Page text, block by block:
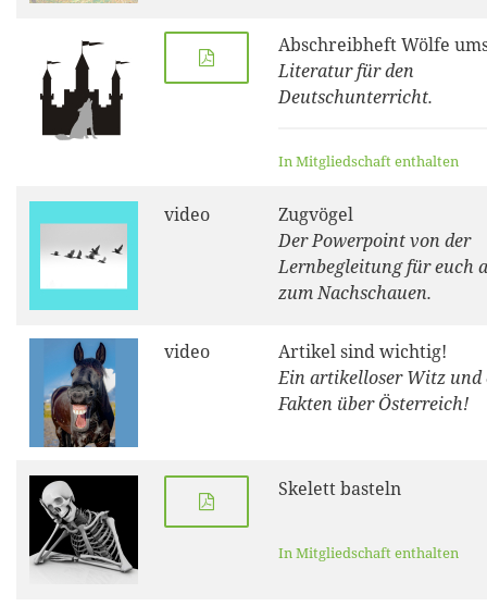
Abschreibheft Wölfe
Literatur für den
Deutschunterricht.
In Mitgliedschaft enthalten
video
Zugvögel
Der Powerpoint von der
Lernbegleitung für euch
zum Nachschauen.
video
Artikel sind wichtig!
Ein artikelloser Witz und
Fakten über Österreich!
Skelett basteln
In Mitgliedschaft enthalten